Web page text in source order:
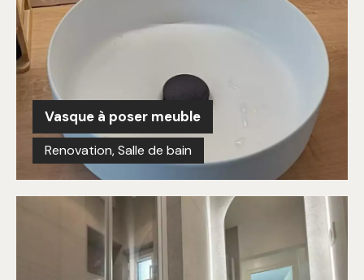
Vasque à poser meuble
Renovation,Salle de bain